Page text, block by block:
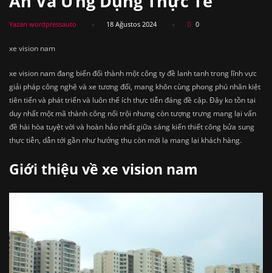
Yazarı wordpressauto 18 Ağustos 2024 0
xe vision nam
xe vision nam đang biến đổi thành một công ty đề lanh tanh trong lĩnh vực
giải pháp công nghệ và xe tương đối, mang khôn cùng phong phú nhân kiệt
tiên tiến và phát triển và luôn thể ích thực tiễn đáng đề cập. Đây ko tồn tại
duy nhất một mã thành công nổi trội nhưng còn tượng trưng mang lại vấn
đề hài hòa tuyệt vời và hoàn hảo nhất giữa sáng kiến thiết công bửa sung
thực tiễn, dẫn tới gần như hưởng thụ còn mới lạ mang lại khách hàng.
Giới thiệu về xe vision nam